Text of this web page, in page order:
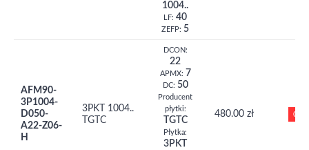
1004..
LF: 40
ZEFP: 5
AFM90-
3P1004-
D050-
A22-Z06-
H
3PKT 1004..
TGTC
DCON:
22
APMX: 7
DC: 50
Producent
płytki:
TGTC
Płytka:
3PKT
480.00 zł 0